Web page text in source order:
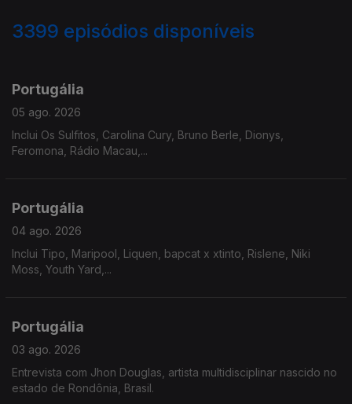
3399 episódios disponíveis
Portugália
05 ago. 2026
Inclui Os Sulfitos, Carolina Cury, Bruno Berle, Dionys,
Feromona, Rádio Macau,...
Portugália
04 ago. 2026
Inclui Tipo, Maripool, Liquen, bapcat x xtinto, Rislene, Niki
Moss, Youth Yard,...
Portugália
03 ago. 2026
Entrevista com Jhon Douglas, artista multidisciplinar nascido no
estado de Rondônia, Brasil.